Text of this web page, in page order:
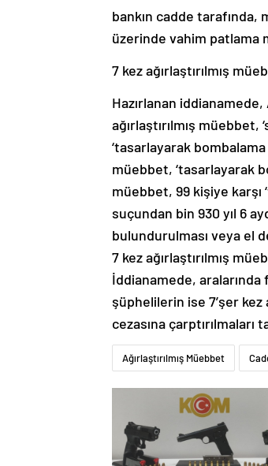
bankın cadde tarafında,
üzerinde vahim patlama
7 kez ağırlaştırılmış
Hazırlanan
ağırlaştırılmış müebbet,
‘tasarlayarak
müebbet, ‘tasarlayarak
müebbet, 99 kişiye
suçundan bin 930 yıl 6
bulundurulması veya el
7 kez ağırlaştırılmış
İddianamede, aralarında
şüphelilerin ise 7’şer kez
cezasına çarptırılmaları
Ağırlaştırılmış Müebbet